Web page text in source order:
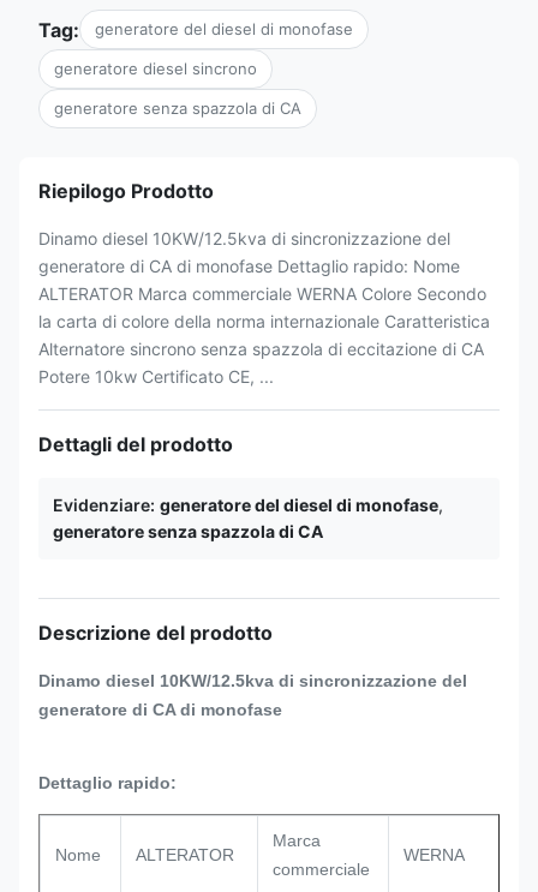
Tag: generatore del diesel di monofase
generatore diesel sincrono
generatore senza spazzola di CA
Riepilogo Prodotto
Dinamo diesel 10KW/12.5kva di sincronizzazione del
generatore di CA di monofase Dettaglio rapido: Nome
ALTERATOR Marca commerciale WERNA Colore Secondo
la carta di colore della norma internazionale Caratteristica
Alternatore sincrono senza spazzola di eccitazione di CA
Potere 10kw Certificato CE, ...
Dettagli del prodotto
Evidenziare: generatore del diesel di monofase,
generatore senza spazzola di CA
Descrizione del prodotto
Dinamo diesel 10KW/12.5kva di sincronizzazione del
generatore di CA di monofase
Dettaglio rapido:
Nome ALTERATOR
Marca
commerciale
WERNA